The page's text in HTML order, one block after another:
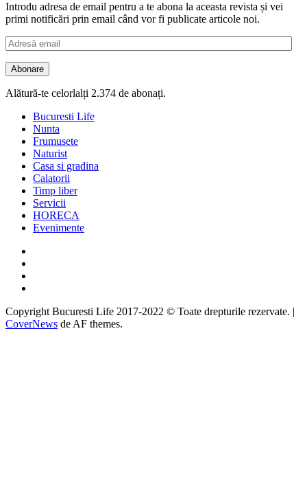
Introdu adresa de email pentru a te abona la aceasta revista și vei
primi notificări prin email când vor fi publicate articole noi.
Adresă
email
Abonare
Alătură-te celorlalți 2.374 de abonați.
Bucuresti Life
Nunta
Frumusete
Naturist
Casa si gradina
Calatorii
Timp liber
Servicii
HORECA
Evenimente
Copyright Bucuresti Life 2017-2022 © Toate drepturile rezervate. |
CoverNews de AF themes.